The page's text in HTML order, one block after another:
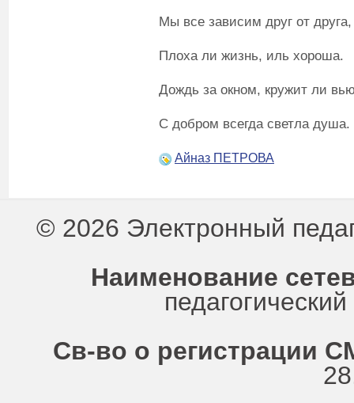
Мы все зависим друг от друга,
Плоха ли жизнь, иль хороша.
Дождь за окном, кружит ли
С добром всегда светла душа.
Айназ ПЕТРОВА
© 2026 Электронный
Наименование
Св-во о регистрации